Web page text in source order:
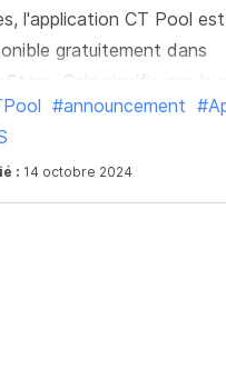
l'application CT Pool est
gratuitement dans
Cela signifie que le
en pool de toutes les
crypto-monnaies est
disponible sur les
!
#announcement
: 14 octobre 2024